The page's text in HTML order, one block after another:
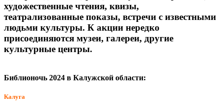
художественные чтения, квизы,
театрализованные показы, встречи с известными
людьми культуры. К акции нередко
присоединяются музеи, галереи, другие
культурные центры.
Библионочь 2024 в Калужской области:
Калуга